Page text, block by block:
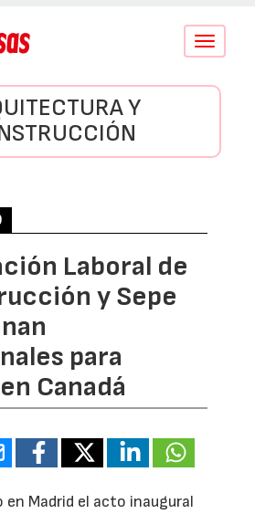
Conmutar
Y
Laboral de
y Sepe
para
Canadá
en Madrid el acto inaugural